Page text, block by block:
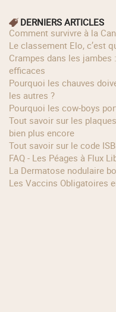
DERNIERS ARTICLES
Comment survivre à la
Le classement Elo, c’est
Crampes dans les jambes : principales causes et solutions
efficaces
Pourquoi les chauves doivent se méfier du soleil bien plus que
les autres ?
Pourquoi les cow‑boys
Tout savoir sur les plaques d'immatriculation françaises et
bien plus encore
Tout savoir sur le code
FAQ - Les Péages à Flux
La Dermatose nodulaire
Les Vaccins Obligatoires